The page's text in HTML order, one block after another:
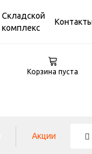
Складской
комплекс
Корзина пуста
Акции